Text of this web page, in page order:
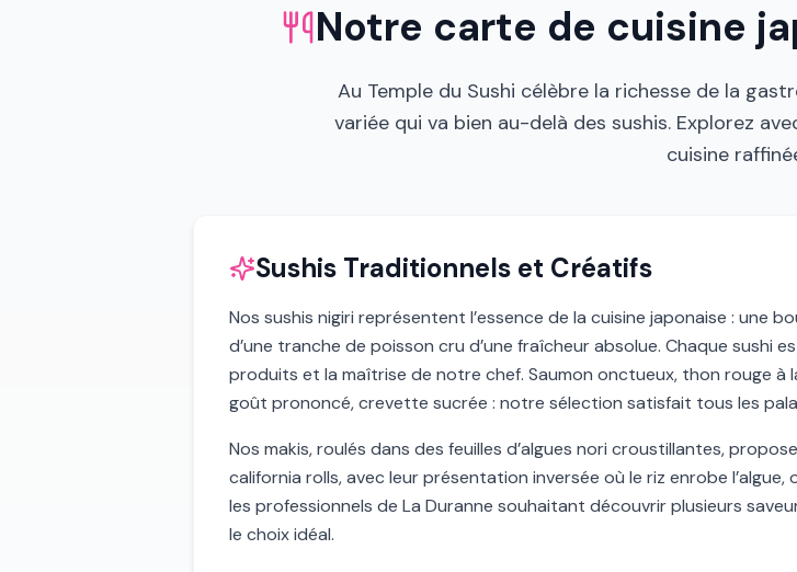
Notre carte de cuisine
Au Temple du Sushi célèbre la richesse de la
variée qui va bien au-delà des sushis. Explorez
cuisine
Sushis Traditionnels et Créatifs
Nos sushis nigiri représentent l’essence de la cuisine japonaise : une
d’une tranche de poisson cru d’une fraîcheur absolue. Chaque sushi
produits et la maîtrise de notre chef. Saumon onctueux, thon rouge
goût prononcé, crevette sucrée : notre sélection satisfait tous les
Nos makis, roulés dans des feuilles d’algues nori croustillantes,
california rolls, avec leur présentation inversée où le riz enrobe
les professionnels de La Duranne souhaitant découvrir plusieurs
le choix idéal.